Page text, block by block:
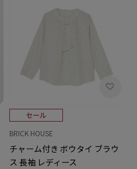
BRICK HOUSE
チャーム付き ボウタイ ブラウ
ス 長袖 レディース